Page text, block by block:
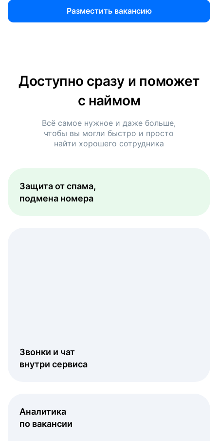
Разместить вакансию
Доступно сразу и поможет
с наймом
Всё самое нужное и даже больше,
чтобы вы могли быстро и просто
найти хорошего сотрудника
Защита от спама,
подмена номера
Звонки и чат
внутри сервиса
Аналитика
по вакансии